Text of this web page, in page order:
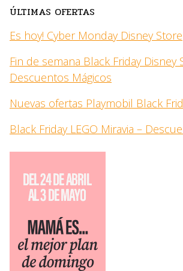
ÚLTIMAS OFERTAS
Es hoy! Cyber Monday Disney Store
Fin de semana Black Friday Disney
Descuentos Mágicos
Nuevas ofertas Playmobil Black
Black Friday LEGO Miravia –